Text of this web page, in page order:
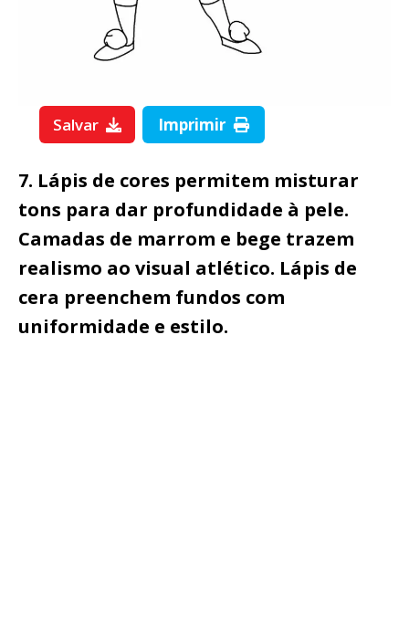
Salvar Imprimir
7. Lápis de cores permitem misturar
tons para dar profundidade à pele.
Camadas de marrom e bege trazem
realismo ao visual atlético. Lápis de
cera preenchem fundos com
uniformidade e estilo.